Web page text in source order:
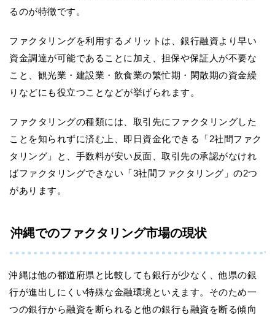
るのが特徴です。
ファクタリングを利用するメリットは、銀行融資より早い
資金調達が可能であることに加え、担保や保証人が不要な
こと、観光業・建設業・飲食業の繁忙期・閑散期の資金繰
りなどにも役立つことなどが挙げられます。
ファクタリングの種類には、取引先にファクタリングした
ことを知られずに済む上、即日資金化できる「2社間ファク
タリング」と、手数料が安い反面、取引先の承認がなけれ
ばファクタリングできない「3社間ファクタリング」の2つ
があります。
沖縄でのファクタリング市場の現状
沖縄は他の都道府県と比較しても銀行が少なく、他県の銀
行が進出しにくい特殊な金融環境といえます。そのため一
つの銀行から融資を断られると他の銀行も融資を断る傾向